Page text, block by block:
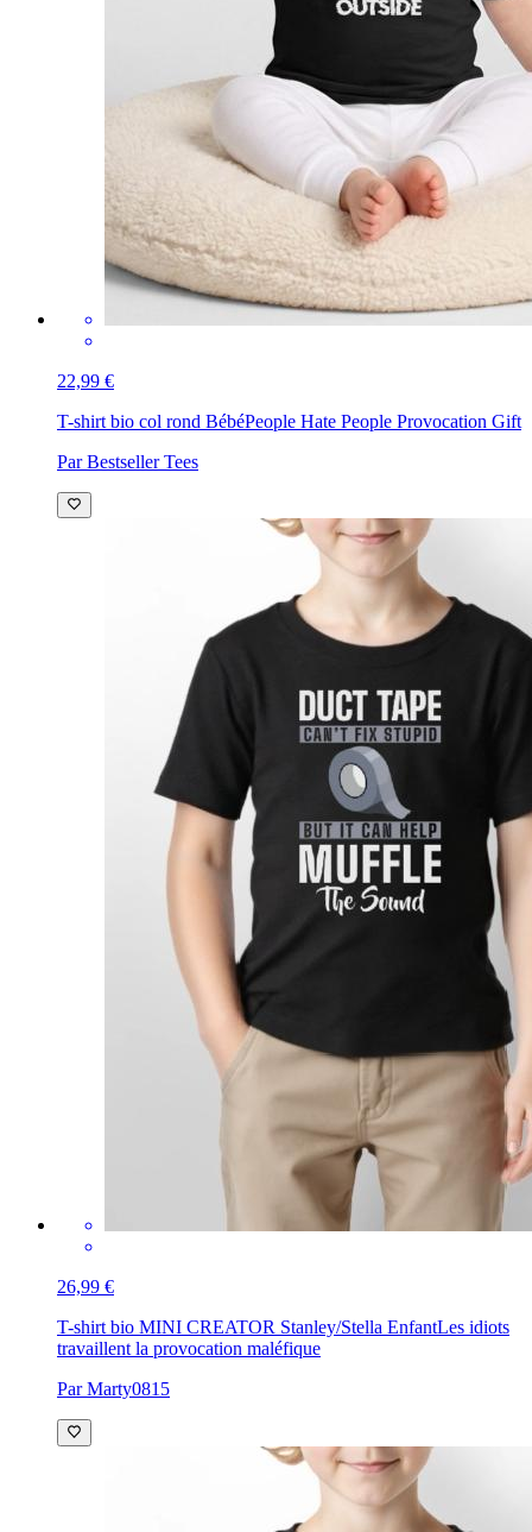
22,99 €
T-shirt bio col rond BébéPeople Hate People Provocation Gift
Par Bestseller Tees
26,99 €
T-shirt bio MINI CREATOR Stanley/Stella EnfantLes idiots
travaillent la provocation maléfique
Par Marty0815